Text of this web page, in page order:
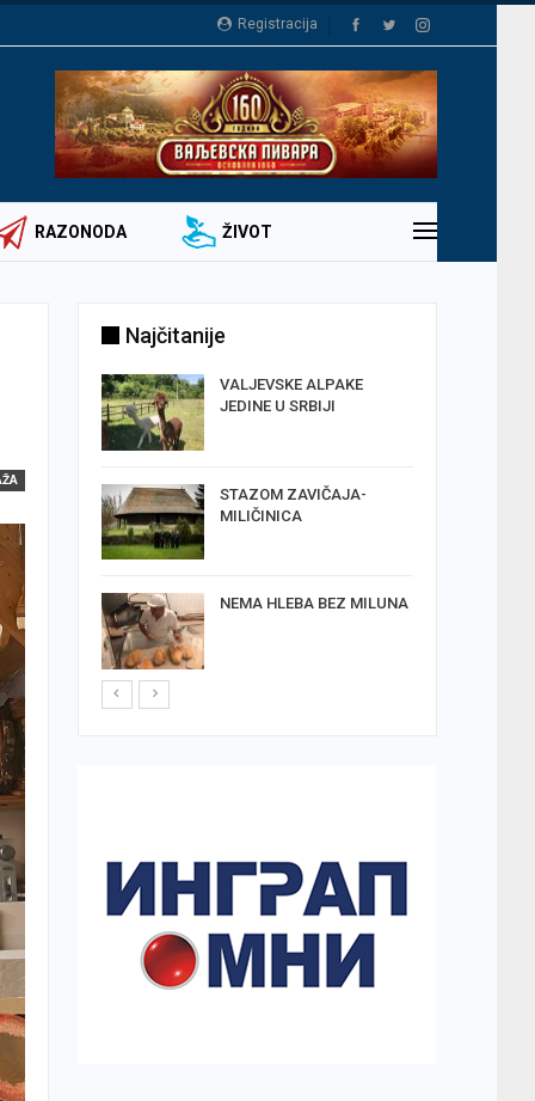
Registracija
RAZONODA ŽIVOT
Najčitanije
SA
VALJEVSKE ALPAKE
JEDINE U SRBIJI
STAZOM ZAVIČAJA-
MILIČINICA
NEMA HLEBA BEZ MILUNA